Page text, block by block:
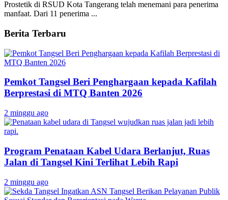
Prostetik di RSUD Kota Tangerang telah menemani para penerima
manfaat. Dari 11 penerima ...
Berita Terbaru
Pemkot Tangsel Beri Penghargaan kepada Kafilah
Berprestasi di MTQ Banten 2026
2 minggu ago
Program Penataan Kabel Udara Berlanjut, Ruas
Jalan di Tangsel Kini Terlihat Lebih Rapi
2 minggu ago